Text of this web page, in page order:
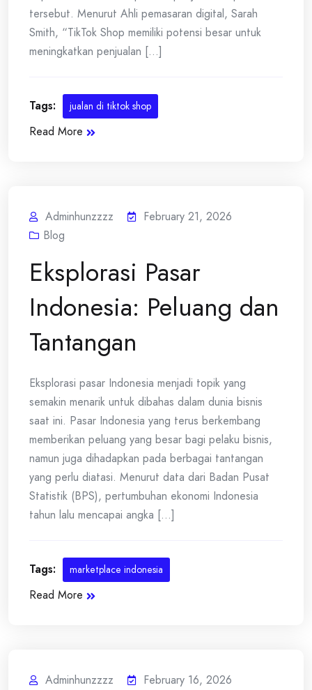
tersebut. Menurut Ahli pemasaran digital, Sarah
Smith, “TikTok Shop memiliki potensi besar untuk
meningkatkan penjualan [...]
Tags: jualan di tiktok shop
Read More
Adminhunzzzz
February 21, 2026
Blog
Eksplorasi Pasar
Indonesia: Peluang dan
Tantangan
Eksplorasi pasar Indonesia menjadi topik yang
semakin menarik untuk dibahas dalam dunia bisnis
saat ini. Pasar Indonesia yang terus berkembang
memberikan peluang yang besar bagi pelaku bisnis,
namun juga dihadapkan pada berbagai tantangan
yang perlu diatasi. Menurut data dari Badan Pusat
Statistik (BPS), pertumbuhan ekonomi Indonesia
tahun lalu mencapai angka [...]
Tags: marketplace indonesia
Read More
Adminhunzzzz
February 16, 2026